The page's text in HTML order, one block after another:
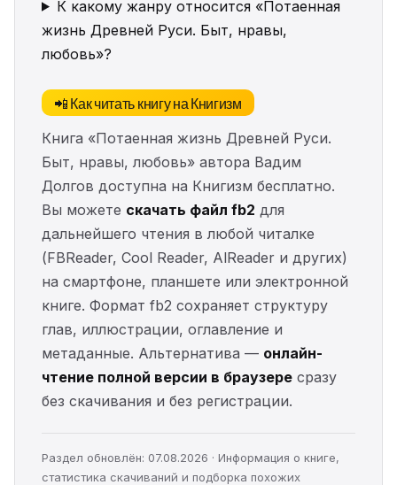
К какому жанру относится «Потаенная
жизнь Древней Руси. Быт, нравы,
любовь»?
📲 Как читать книгу на Книгизм
Книга «Потаенная жизнь Древней Руси.
Быт, нравы, любовь» автора Вадим
Долгов доступна на Книгизм бесплатно.
Вы можете скачать файл fb2 для
дальнейшего чтения в любой читалке
(FBReader, Cool Reader, AlReader и других)
на смартфоне, планшете или электронной
книге. Формат fb2 сохраняет структуру
глав, иллюстрации, оглавление и
метаданные. Альтернатива — онлайн-
чтение полной версии в браузере сразу
без скачивания и без регистрации.
Раздел обновлён: 07.08.2026 · Информация о книге,
статистика скачиваний и подборка похожих